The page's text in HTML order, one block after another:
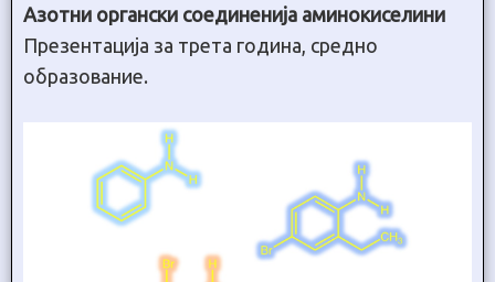
Азотни органски соединенија аминокиселини
Презентација за трета година, средно
образование.